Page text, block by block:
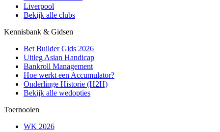
Liverpool
Bekijk alle clubs
Kennisbank & Gidsen
Bet Builder Gids 2026
Uitleg Asian Handicap
Bankroll Management
Hoe werkt een Accumulator?
Onderlinge Historie (H2H)
Bekijk alle wedopties
Toernooien
WK 2026